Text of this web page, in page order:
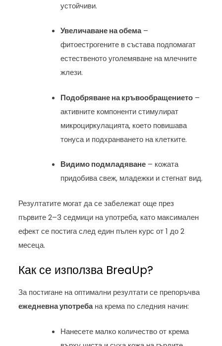
устойчиви.
Увеличаване на обема–
фитоестрогените в състава подпомагат
естественото уголемяване на млечните
жлези.
Подобряване на кръвообращението –
активните компоненти стимулират
микроциркулацията, което повишава
тонуса и подхранването на клетките.
Видимо подмладяване – кожата
придобива свеж, младежки и стегнат вид.
Резултатите могат да се забележат още през
първите 2–3 седмици на употреба, като максимален
ефект се постига след един пълен курс от 1 до 2
месеца.
Как се използва BreaUp?
За постигане на оптимални резултати се препоръчва
ежедневна употребана крема по следния начин:
Нанесете малко количество от крема